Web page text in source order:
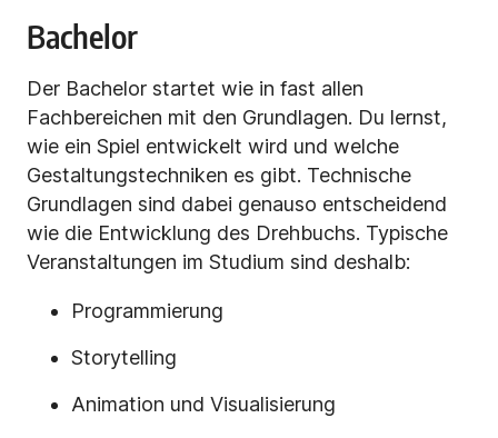
Bachelor
Der Bachelor startet wie in fast allen
Fachbereichen mit den Grundlagen. Du lernst,
wie ein Spiel entwickelt wird und welche
Gestaltungstechniken es gibt. Technische
Grundlagen sind dabei genauso entscheidend
wie die Entwicklung des Drehbuchs. Typische
Veranstaltungen im Studium sind deshalb:
Programmierung
Storytelling
Animation und Visualisierung